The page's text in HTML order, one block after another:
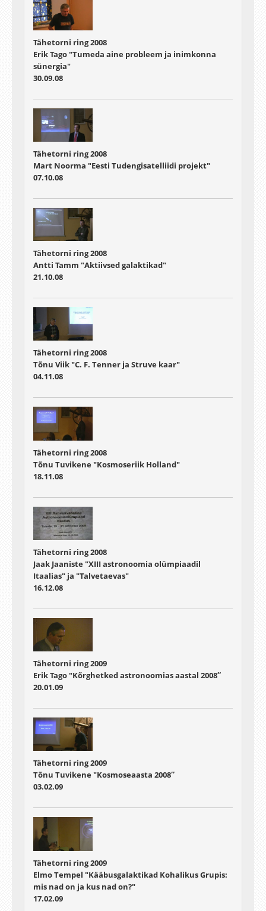
Tähetorni ring 2008
Erik Tago "Tumeda aine probleem ja inimkonna
sünergia"
30.09.08
Tähetorni ring 2008
Mart Noorma "Eesti Tudengisatelliidi projekt"
07.10.08
Tähetorni ring 2008
Antti Tamm "Aktiivsed galaktikad"
21.10.08
Tähetorni ring 2008
Tõnu Viik "C. F. Tenner ja Struve kaar"
04.11.08
Tähetorni ring 2008
Tõnu Tuvikene "Kosmoseriik Holland"
18.11.08
Tähetorni ring 2008
Jaak Jaaniste "XIII astronoomia olümpiaadil
Itaalias" ja "Talvetaevas"
16.12.08
Tähetorni ring 2009
Erik Tago "Kõrghetked astronoomias aastal 2008″
20.01.09
Tähetorni ring 2009
Tõnu Tuvikene "Kosmoseaasta 2008″
03.02.09
Tähetorni ring 2009
Elmo Tempel "Kääbusgalaktikad Kohalikus Grupis:
mis nad on ja kus nad on?"
17.02.09